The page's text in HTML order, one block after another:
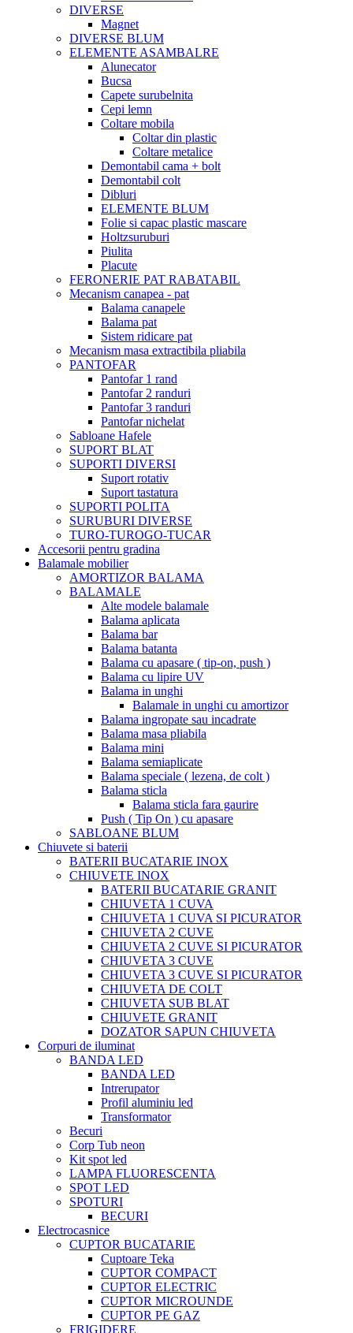
DIVERSE
Magnet
DIVERSE BLUM
ELEMENTE ASAMBALRE
Alunecator
Bucsa
Capete surubelnita
Cepi lemn
Coltare mobila
Coltar din plastic
Coltare metalice
Demontabil cama + bolt
Demontabil colt
Dibluri
ELEMENTE BLUM
Folie si capac plastic mascare
Holtzsuruburi
Piulita
Placute
FERONERIE PAT RABATABIL
Mecanism canapea - pat
Balama canapele
Balama pat
Sistem ridicare pat
Mecanism masa extractibila pliabila
PANTOFAR
Pantofar 1 rand
Pantofar 2 randuri
Pantofar 3 randuri
Pantofar nichelat
Sabloane Hafele
SUPORT BLAT
SUPORTI DIVERSI
Suport rotativ
Suport tastatura
SUPORTI POLITA
SURUBURI DIVERSE
TURO-TUROGO-TUCAR
Accesorii pentru gradina
Balamale mobilier
AMORTIZOR BALAMA
BALAMALE
Alte modele balamale
Balama aplicata
Balama bar
Balama batanta
Balama cu apasare ( tip-on, push )
Balama cu lipire UV
Balama in unghi
Balamale in unghi cu amortizor
Balama ingropate sau incadrate
Balama masa pliabila
Balama mini
Balama semiaplicate
Balama speciale ( lezena, de colt )
Balama sticla
Balama sticla fara gaurire
Push ( Tip On ) cu apasare
SABLOANE BLUM
Chiuvete si baterii
BATERII BUCATARIE INOX
CHIUVETE INOX
BATERII BUCATARIE GRANIT
CHIUVETA 1 CUVA
CHIUVETA 1 CUVA SI PICURATOR
CHIUVETA 2 CUVE
CHIUVETA 2 CUVE SI PICURATOR
CHIUVETA 3 CUVE
CHIUVETA 3 CUVE SI PICURATOR
CHIUVETA DE COLT
CHIUVETA SUB BLAT
CHIUVETE GRANIT
DOZATOR SAPUN CHIUVETA
Corpuri de iluminat
BANDA LED
BANDA LED
Intrerupator
Profil aluminiu led
Transformator
Becuri
Corp Tub neon
Kit spot led
LAMPA FLUORESCENTA
SPOT LED
SPOTURI
BECURI
Electrocasnice
CUPTOR BUCATARIE
Cuptoare Teka
CUPTOR COMPACT
CUPTOR ELECTRIC
CUPTOR MICROUNDE
CUPTOR PE GAZ
FRIGIDERE